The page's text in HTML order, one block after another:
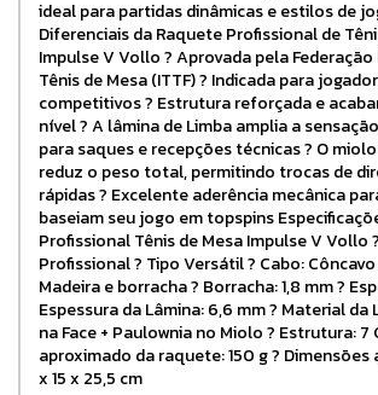
ideal para partidas dinâmicas e estilos de
Diferenciais da Raquete Profissional de
Impulse V Vollo ? Aprovada pela
Tênis de Mesa (ITTF) ? Indicada para
competitivos ? Estrutura reforçada e
nível ? A lâmina de Limba amplia a
para saques e recepções técnicas ? O
reduz o peso total, permitindo trocas de
rápidas ? Excelente aderência mecânica
baseiam seu jogo em topspins
Profissional Tênis de Mesa Impulse V Vollo
Profissional ? Tipo Versátil ? Cabo:
Madeira e borracha ? Borracha: 1,8 mm ?
Espessura da Lâmina: 6,6 mm ? Material da
na Face + Paulownia no Miolo ? Estrutura: 7
aproximado da raquete: 150 g ? Dimensões
x 15 x 25,5 cm